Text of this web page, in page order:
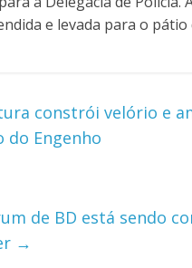
e levada para o pátio
constrói velório e
do Engenho
de BD está sendo
→